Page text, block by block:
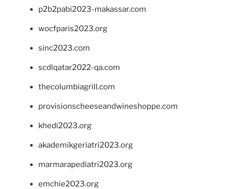
p2b2pabi2023-makassar.com
wocfparis2023.org
sinc2023.com
scdlqatar2022-qa.com
thecolumbiagrill.com
provisionscheeseandwineshoppe.com
khedi2023.org
akademikgeriatri2023.org
marmarapediatri2023.org
emchie2023.org